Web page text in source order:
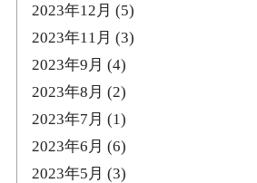
2023年12月 (5)
2023年11月 (3)
2023年9月 (4)
2023年8月 (2)
2023年7月 (1)
2023年6月 (6)
2023年5月 (3)